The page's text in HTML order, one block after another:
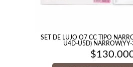
SET DE LUJO O7 CC TIPO
U4D-U5D)
$